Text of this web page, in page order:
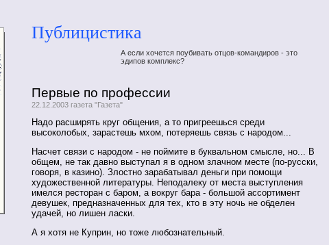
Публицистика
А если хочется поубивать отцов-командиров - это
эдипов комплекс?
Первые по профессии
22.12.2003 газета "Газета"
Надо расширять круг общения, а то пригреешься среди
высоколобых, зарастешь мхом, потеряешь связь с народом...
Насчет связи с народом - не поймите в буквальном смысле, но... В
общем, не так давно выступал я в одном злачном месте (по-русски,
говоря, в казино). Злостно зарабатывал деньги при помощи
художественной литературы. Неподалеку от места выступления
имелся ресторан с баром, а вокруг бара - большой ассортимент
девушек, предназначенных для тех, кто в эту ночь не обделен
удачей, но лишен ласки.
А я хотя не Куприн, но тоже любознательный.